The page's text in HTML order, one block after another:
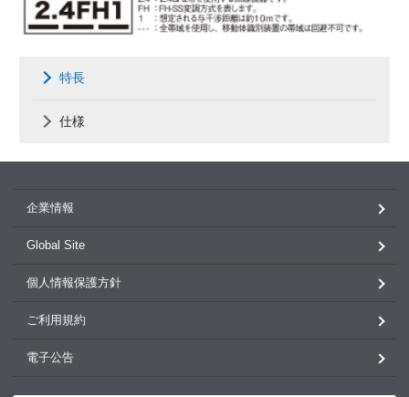
特長
仕様
企業情報
Global Site
個人情報保護方針
ご利用規約
電子公告